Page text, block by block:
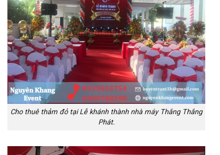
Cho thuê thảm đỏ tại Lễ khánh thành nhà máy Thắng Thắng
Phát.